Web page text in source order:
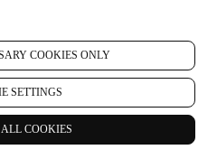
COOKIES ONLY
SETTINGS
COOKIES
y/o tecnologías de seguimiento
correos electrónicos), para
y anuncios, o para nuestro análisis
los casos no podremos
información técnica. Para obtener
de datos a través de
de Cookies
quejas, preguntas o interacciones